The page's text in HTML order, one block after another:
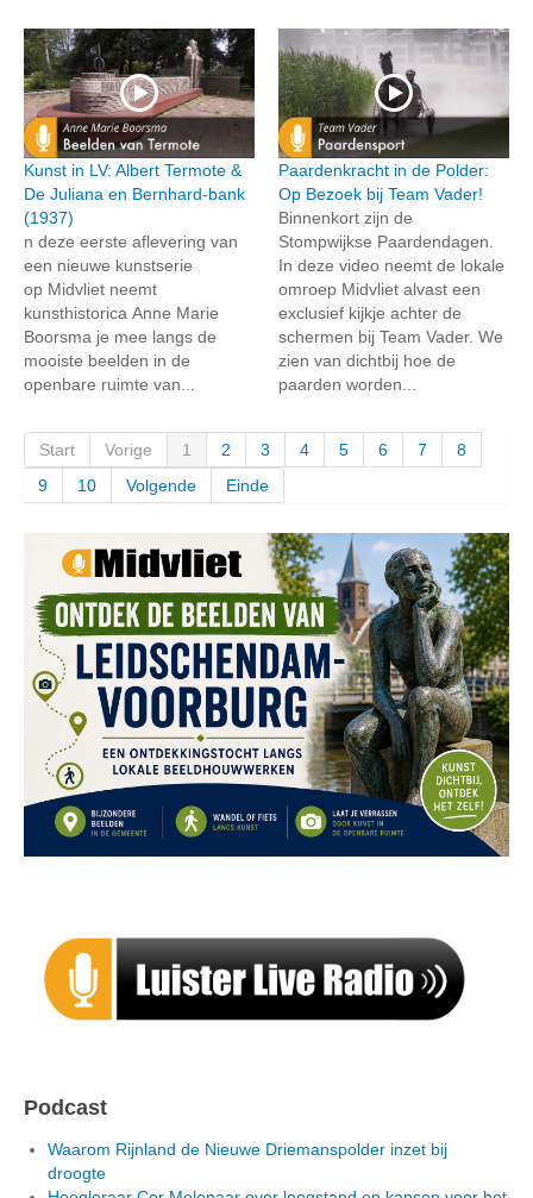
Kunst in LV: Albert Termote &
De Juliana en Bernhard-bank
(1937)
n deze eerste aflevering van
een nieuwe kunstserie
op Midvliet neemt
kunsthistorica Anne Marie
Boorsma je mee langs de
mooiste beelden in de
openbare ruimte van...
Paardenkracht in de Polder:
Op Bezoek bij Team Vader!
Binnenkort zijn de
Stompwijkse Paardendagen.
In deze video neemt de lokale
omroep Midvliet alvast een
exclusief kijkje achter de
schermen bij Team Vader. We
zien van dichtbij hoe de
paarden worden...
Start Vorige 1 2 3 4 5 6 7
8
9
10 Volgende Einde
Podcast
Waarom Rijnland de Nieuwe Driemanspolder inzet bij
droogte